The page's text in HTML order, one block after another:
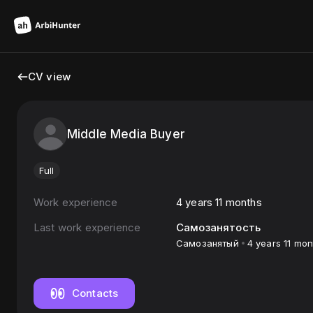
CV view
Middle Media Buyer
Full
Work experience
4 years 11 months
Last work experience
Самозанятость
Самозанятый 4 years 11
Contacts